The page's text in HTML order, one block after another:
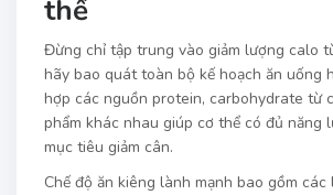
thể
Đừng chỉ tập trung vào giảm lượng calo
hãy bao quát toàn bộ kế hoạch ăn uống
hợp các nguồn protein, carbohydrate từ
phẩm khác nhau giúp cơ thể có đủ năng
mục tiêu giảm cân.
Chế độ ăn kiêng lành mạnh bao gồm các